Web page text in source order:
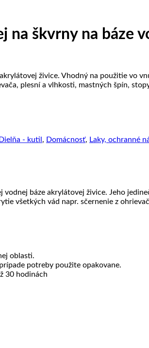
na škvrny na báze
živice. Vhodný na použitie vo
plesní a vlhkosti, mastných špín,
Dielňa - kutil , Domácnosť, Laky, ochranné
báze akrylátovej živice. Jeho
všetkých vád napr. sčernenie z
oblasti.
potreby použite opakovane.
30 hodinách